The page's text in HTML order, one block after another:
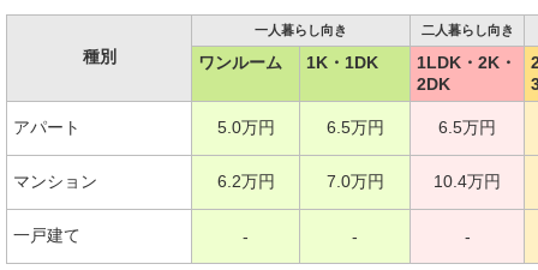
種別
一人暮らし向き 二人暮らし向き
ワンルーム 1K・1DK
1LDK・2K・
2DK
アパート 5.0万円 6.5万円 6.5万円
マンション 6.2万円 7.0万円 10.4万円
一戸建て - - -